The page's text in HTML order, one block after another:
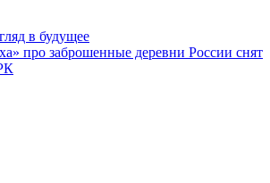
в будущее
про заброшенные деревни России снят